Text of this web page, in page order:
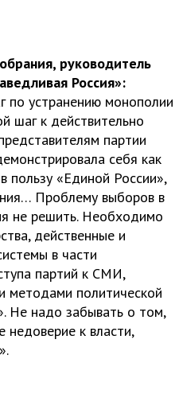
руководитель
Россия»:
по устранению монополии
шаг к действительно
партии
себя как
пользу «Единой России»,
Проблему выборов в
не решить. Необходимо
действенные и
в части
партий к СМИ,
методами политической
Не надо забывать о том,
к власти,